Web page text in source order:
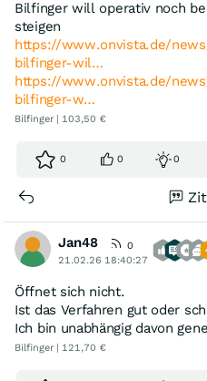
Bilfinger will operativ noch
steigen
https://www.onvista.de/
bilfinger-wil…
https://www.onvista.de/
bilfinger-w…
Bilfinger | 103,50 €
0 0 0
Jan48
0
21.02.26 18:40:27
Öffnet sich nicht.
Ist das Verfahren gut oder
Ich bin unabhängig davon
Bilfinger | 121,70 €